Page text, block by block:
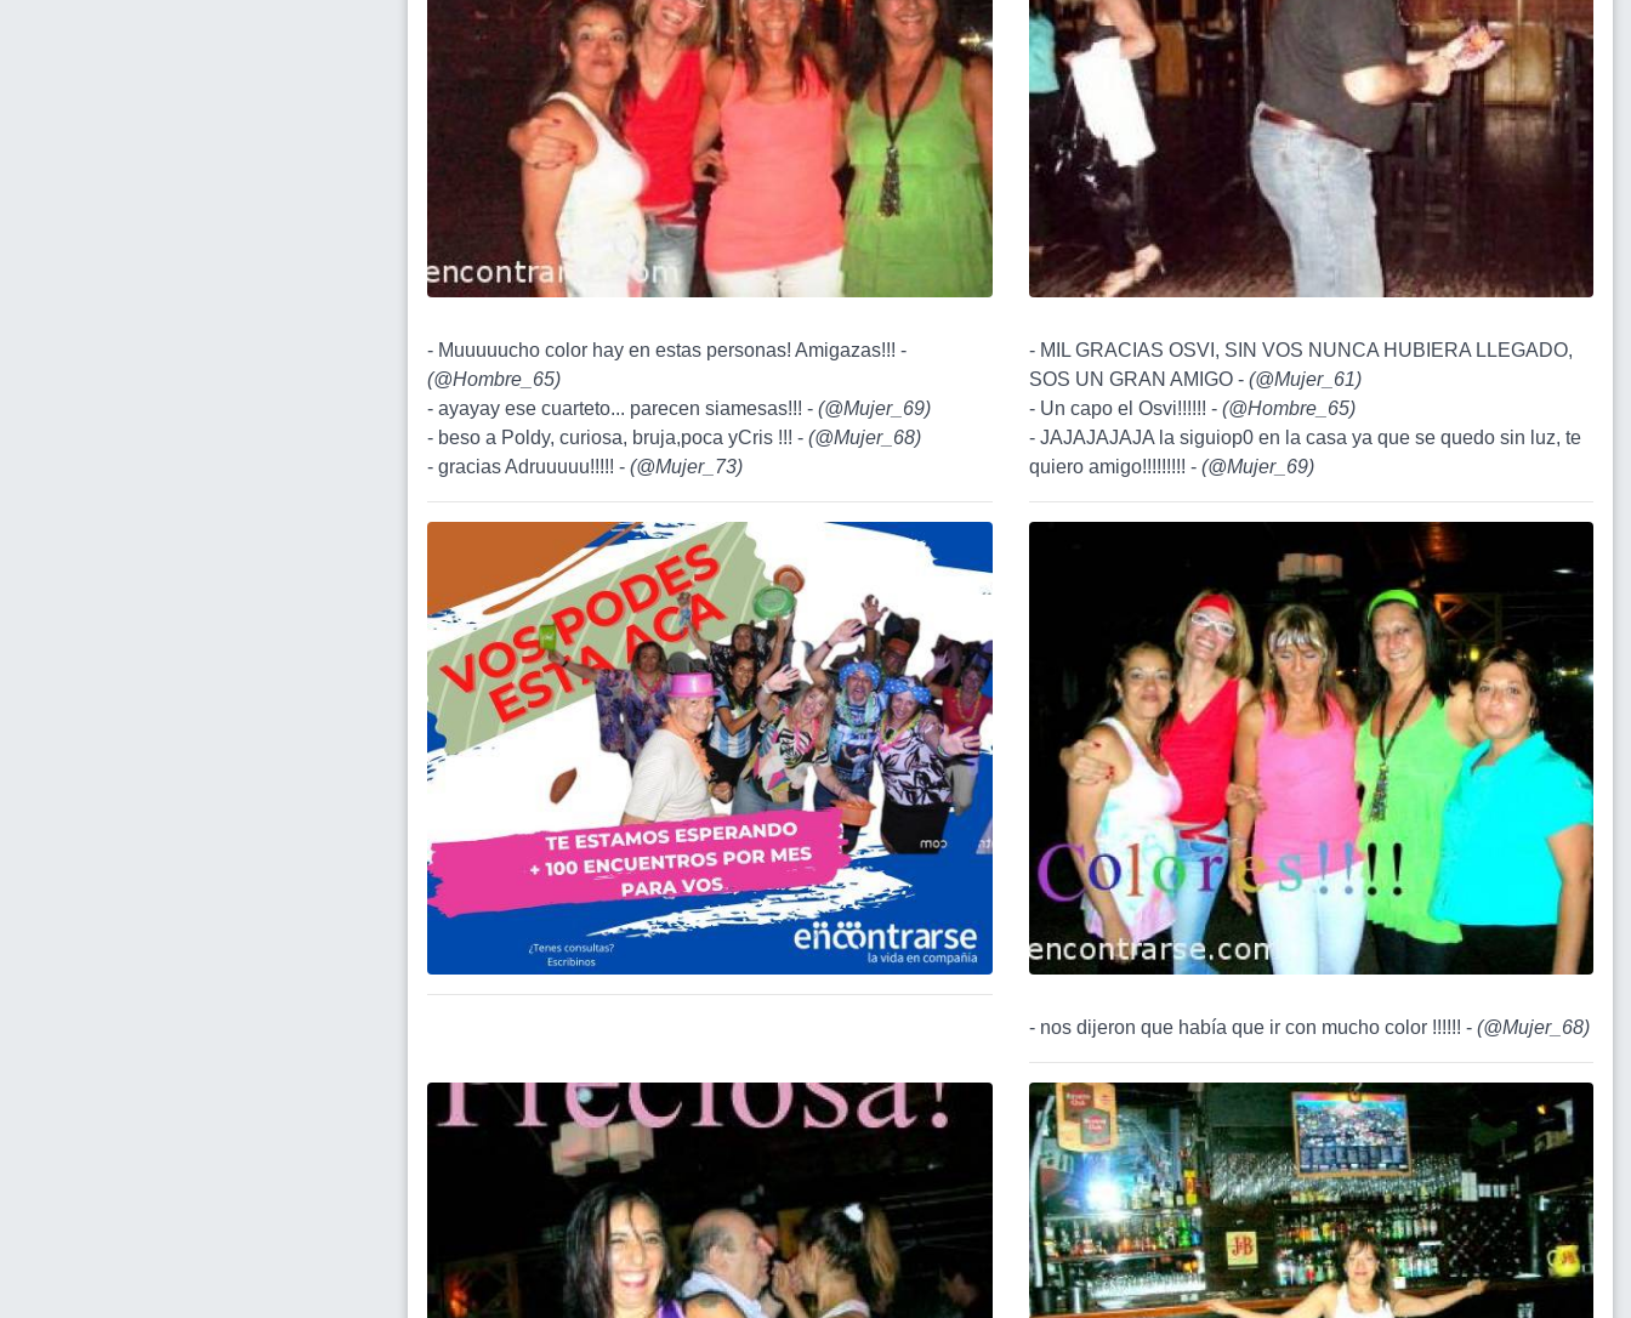
- Muuuuucho color hay en estas personas! Amigazas!!! -
(@Hombre_65)
- ayayay ese cuarteto... parecen siamesas!!! - (@Mujer_69)
- beso a Poldy, curiosa, bruja,poca yCris !!! - (@Mujer_68)
- gracias Adruuuuu!!!!! - (@Mujer_73)
- MIL GRACIAS OSVI, SIN VOS NUNCA HUBIERA LLEGADO,
SOS UN GRAN AMIGO - (@Mujer_61)
- Un capo el Osvi!!!!!! - (@Hombre_65)
- JAJAJAJAJA la siguiop0 en la casa ya que se quedo sin luz, te
quiero amigo!!!!!!!!! - (@Mujer_69)
- nos dijeron que había que ir con mucho color !!!!!! - (@Mujer_68)